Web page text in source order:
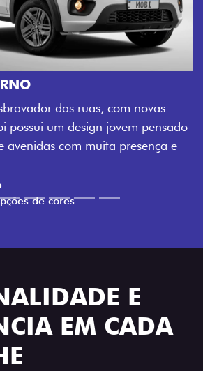
DE CORES
sempre uma opção de cor que é a
entre o Preto Vulcano, Vermelho
Banchisa, Prata Bari e Cinza
E
EM CADA